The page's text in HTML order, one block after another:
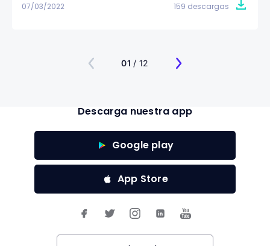
07/03/2022 159 descargas
01 / 12
Descarga nuestra app
Google play
App Store